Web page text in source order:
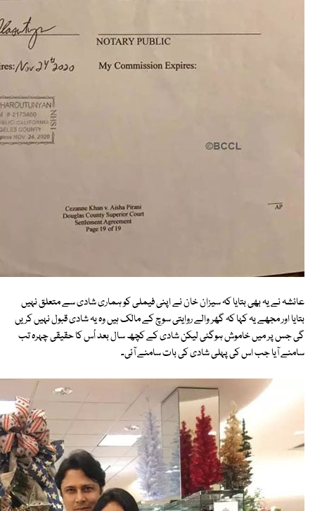
عائشہ نے یہ بھی بتایا کہ سیزان خان نے اپنی فیملی کو ہماری شادی سے متعلق نہیں
بتایا اور مجھے یہ کہا کہ گھر والے روایتی سوچ کے مالک ہیں وہ یہ شادی قبول نہیں کریں
گی جس پر میں خاموش ہوگئی لیکن شادی کے کچھ سال بعد اُس کا حقیقی چہرہ تب
سامنے آیا جب اس کی پہلی شادی کی بات سامنے آئی۔